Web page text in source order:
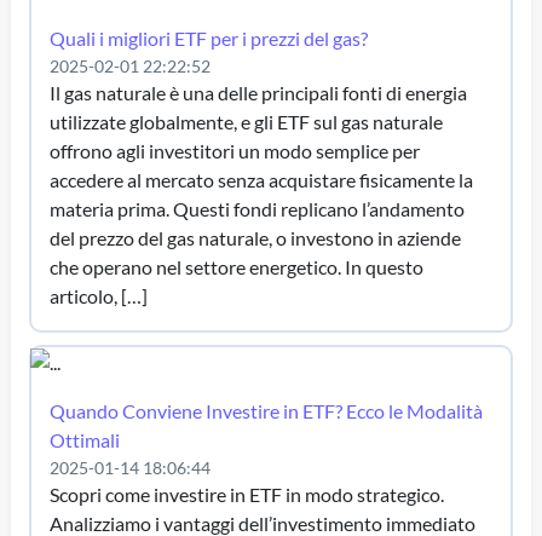
Quali i migliori ETF per i prezzi del gas?
2025-02-01 22:22:52
Il gas naturale è una delle principali fonti di energia
utilizzate globalmente, e gli ETF sul gas naturale
offrono agli investitori un modo semplice per
accedere al mercato senza acquistare fisicamente la
materia prima. Questi fondi replicano l’andamento
del prezzo del gas naturale, o investono in aziende
che operano nel settore energetico. In questo
articolo, […]
Quando Conviene Investire in ETF? Ecco le Modalità
Ottimali
2025-01-14 18:06:44
Scopri come investire in ETF in modo strategico.
Analizziamo i vantaggi dell’investimento immediato